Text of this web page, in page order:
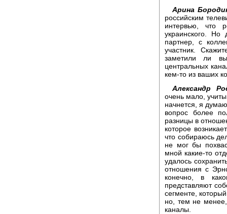
Арина
российским
интервью, что
украинского.
партнер, с
участник.
заметили ли
центральных
кем-то из ваших
Александр
очень мало,
начнется, я
вопрос более
разницы в
которое
что собираюсь
не мог бы
мной какие-то
удалось
отношения с
конечно, в
представляют
сегменте,
но, тем не
каналы.